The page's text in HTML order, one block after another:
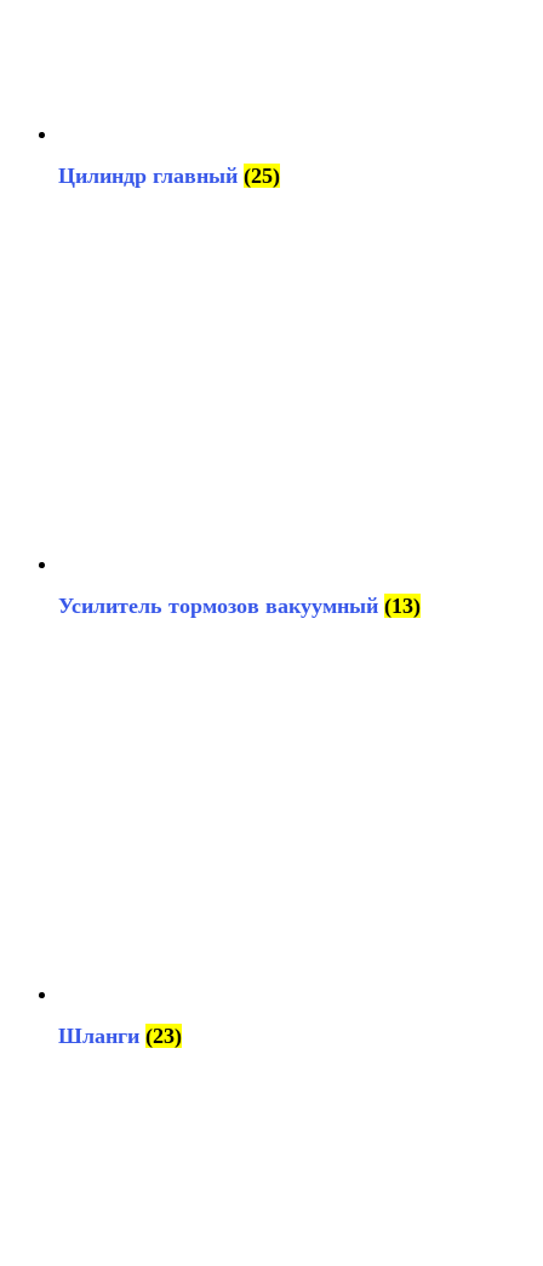
Цилиндр главный (25)
Усилитель тормозов вакуумный (13)
Шланги (23)